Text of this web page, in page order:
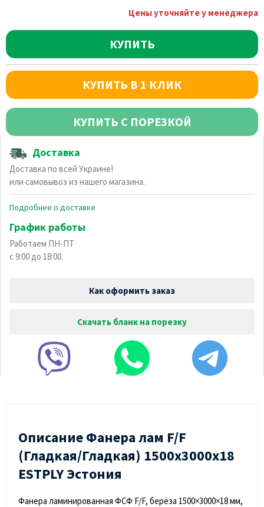
Цены уточняйте у менеджера
КУПИТЬ
КУПИТЬ В 1 КЛИК
КУПИТЬ С ПОРЕЗКОЙ
Доставка
Доставка по всей Украине!
или самовывоз из нашего магазина.
Подробнее о доставке
График работы
Работаем ПН-ПТ
с 9:00 до 18:00.
Как оформить заказ
Скачать бланк на порезку
Описание Фанера лам F/F
(Гладкая/Гладкая) 1500х3000х18
ESTPLY Эстония
Фанера ламинированная ФСФ F/F, берёза 1500×3000×18 мм,